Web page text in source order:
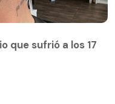
que sufrió a los 17